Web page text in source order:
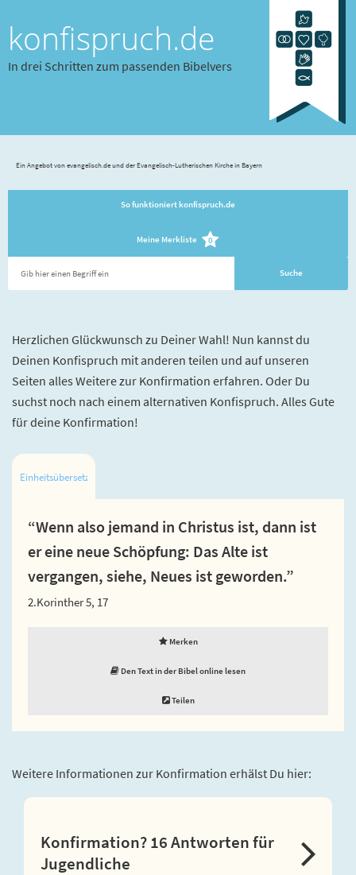
konfispruch.de
In drei Schritten zum passenden Bibelvers
Ein Angebot von evangelisch.de und der Evangelisch-Lutherischen Kirche in Bayern
So funktioniert konfispruch.de
Meine Merkliste 0
Herzlichen Glückwunsch zu Deiner Wahl! Nun kannst du
Deinen Konfispruch mit anderen teilen und auf unseren
Seiten alles Weitere zur Konfirmation erfahren. Oder Du
suchst noch nach einem alternativen Konfispruch. Alles Gute
für deine Konfirmation!
Einheitsübersetzung
“Wenn also jemand in Christus ist, dann ist
er eine neue Schöpfung: Das Alte ist
vergangen, siehe, Neues ist geworden.”
2.Korinther 5, 17
Merken
Den Text in der Bibel online lesen
Teilen
Weitere Informationen zur Konfirmation erhälst Du hier:
Konfirmation? 16 Antworten für
Jugendliche